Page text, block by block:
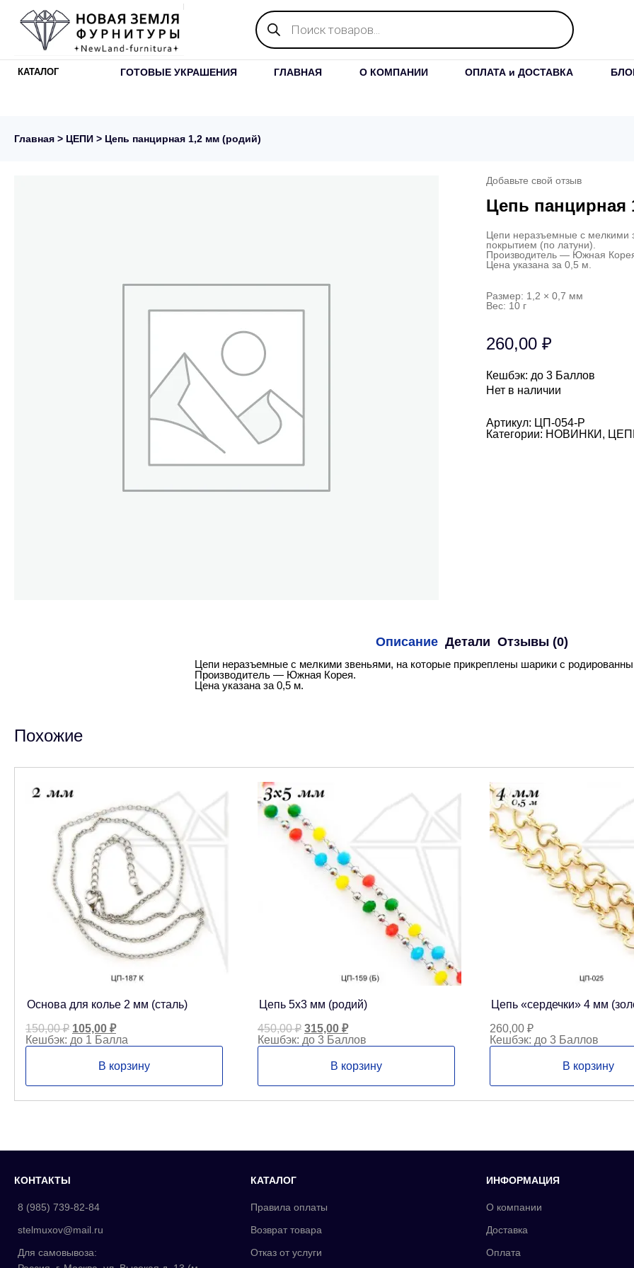
Поиск
товаров
КАТАЛОГ ГОТОВЫЕ УКРАШЕНИЯ ГЛАВНАЯ О КОМПАНИИ ОПЛАТА и ДОСТАВКА
Главная > ЦЕПИ > Цепь панцирная 1,2 мм (родий)
Добавьте свой отзыв
Цепь панцирная
Цепи неразъемные с мелкими
покрытием (по латуни).
Производитель — Южная
Цена указана за 0,5 м.
Размер: 1,2 × 0,7 мм
Вес: 10 г
260,00 ₽
Кешбэк: до 3 Баллов
Нет в наличии
Артикул: ЦП-054-Р
Категории: НОВИНКИ ,
Описание Детали Отзывы (0)
Цепи неразъемные с мелкими звеньями, на которые прикреплены шарики с
Производитель — Южная Корея.
Цена указана за 0,5 м.
Похожие
Основа для колье 2 мм (сталь)
150,00₽ Первоначальная
цена
составляла
150,00 ₽.
105,00 ₽Текущая
цена:
105,00 ₽.
Кешбэк: до 1 Балла
В корзину
Цепь 5х3 мм (родий)
450,00₽ Первоначальная
цена
составляла
450,00 ₽.
315,00 ₽Текущая
цена:
315,00 ₽.
Кешбэк: до 3 Баллов
В корзину
Цепь «сердечки» 4 мм
260,00 ₽
Кешбэк: до 3 Баллов
В корзину
КОНТАКТЫ
8 (985) 739-82-84
stelmuxov@mail.ru
Для самовывоза:
КАТАЛОГ
Правила оплаты
Возврат товара
Отказ от услуги
ИНФОРМАЦИЯ
О компании
Доставка
Оплата